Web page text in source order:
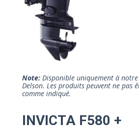
Note:Disponible uniquement à
Delson. Les produits peuvent ne pas
comme indiqué.
INVICTA F580 +